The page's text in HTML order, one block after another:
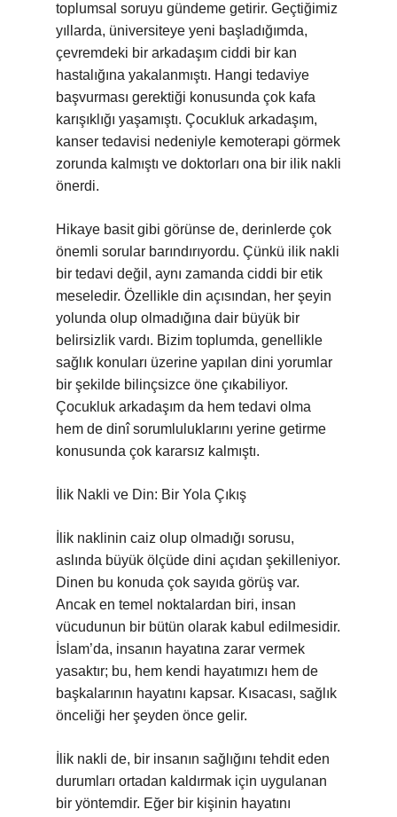
toplumsal soruyu gündeme getirir. Geçtiğimiz
yıllarda, üniversiteye yeni başladığımda,
çevremdeki bir arkadaşım ciddi bir kan
hastalığına yakalanmıştı. Hangi tedaviye
başvurması gerektiği konusunda çok kafa
karışıklığı yaşamıştı. Çocukluk arkadaşım,
kanser tedavisi nedeniyle kemoterapi görmek
zorunda kalmıştı ve doktorları ona bir ilik nakli
önerdi.
Hikaye basit gibi görünse de, derinlerde çok
önemli sorular barındırıyordu. Çünkü ilik nakli
bir tedavi değil, aynı zamanda ciddi bir etik
meseledir. Özellikle din açısından, her şeyin
yolunda olup olmadığına dair büyük bir
belirsizlik vardı. Bizim toplumda, genellikle
sağlık konuları üzerine yapılan dini yorumlar
bir şekilde bilinçsizce öne çıkabiliyor.
Çocukluk arkadaşım da hem tedavi olma
hem de dinî sorumluluklarını yerine getirme
konusunda çok kararsız kalmıştı.
İlik Nakli ve Din: Bir Yola Çıkış
İlik naklinin caiz olup olmadığı sorusu,
aslında büyük ölçüde dini açıdan şekilleniyor.
Dinen bu konuda çok sayıda görüş var.
Ancak en temel noktalardan biri, insan
vücudunun bir bütün olarak kabul edilmesidir.
İslam’da, insanın hayatına zarar vermek
yasaktır; bu, hem kendi hayatımızı hem de
başkalarının hayatını kapsar. Kısacası, sağlık
önceliği her şeyden önce gelir.
İlik nakli de, bir insanın sağlığını tehdit eden
durumları ortadan kaldırmak için uygulanan
bir yöntemdir. Eğer bir kişinin hayatını